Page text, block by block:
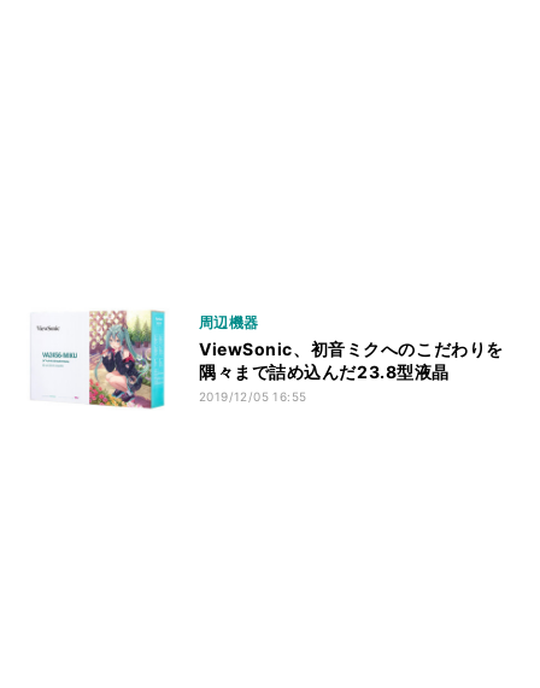
周辺機器
ViewSonic、初音ミクへのこだわりを
隅々まで詰め込んだ23.8型液晶
2019/12/05 16:55